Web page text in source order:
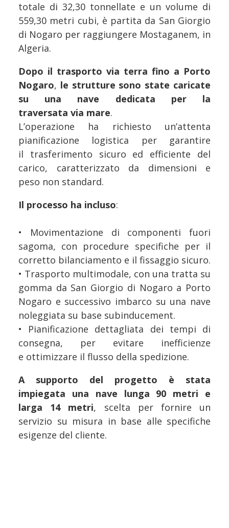
totale di 32,30 tonnellate e un volume di
559,30 metri cubi, è partita da San Giorgio
di Nogaro per raggiungere Mostaganem, in
Algeria.
Dopo il trasporto via terra fino a Porto
Nogaro, le strutture sono state caricate
su una nave dedicata per la
traversata via mare.
L’operazione ha richiesto un’attenta
pianificazione logistica per garantire
il trasferimento sicuro ed efficiente del
carico, caratterizzato da dimensioni e
peso non standard.
Il processo ha incluso:
• Movimentazione di componenti fuori
sagoma, con procedure specifiche per il
corretto bilanciamento e il fissaggio sicuro.
• Trasporto multimodale, con una tratta su
gomma da San Giorgio di Nogaro a Porto
Nogaro e successivo imbarco su una nave
noleggiata su base subinducement.
• Pianificazione dettagliata dei tempi di
consegna, per evitare inefficienze
e ottimizzare il flusso della spedizione.
A supporto del progetto è stata
impiegata una nave lunga 90 metri e
larga 14 metri, scelta per fornire un
servizio su misura in base alle specifiche
esigenze del cliente.